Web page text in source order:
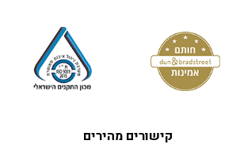
קישורים מהירים